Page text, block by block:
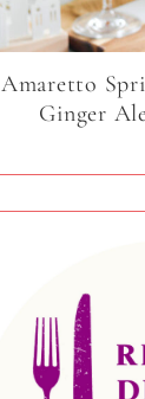
Amaretto
Ginger